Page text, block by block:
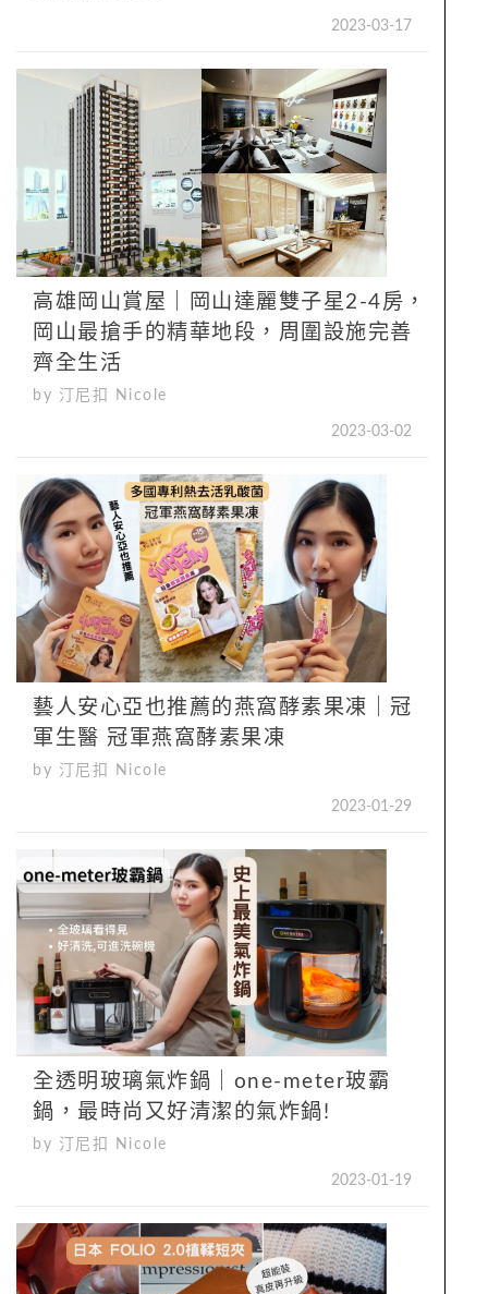
2023-03-17
高雄岡山賞屋｜岡山達麗雙子星2-4房，
岡山最搶手的精華地段，周圍設施完善
齊全生活
by 汀尼扣 Nicole
2023-03-02
藝人安心亞也推薦的燕窩酵素果凍｜冠
軍生醫 冠軍燕窩酵素果凍
by 汀尼扣 Nicole
2023-01-29
全透明玻璃氣炸鍋｜one-meter玻霸
鍋，最時尚又好清潔的氣炸鍋!
by 汀尼扣 Nicole
2023-01-19